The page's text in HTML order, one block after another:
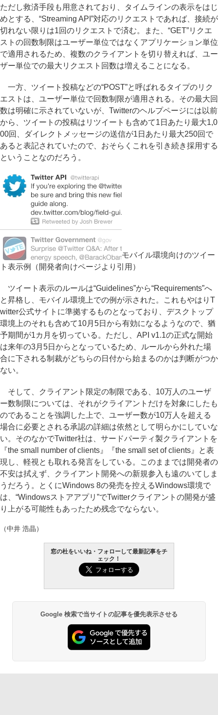
ただし救済手段も用意されており、タイムラインの表示をはじ
めとする、“Streaming API”対応のリクエストであれば、接続が
切れない限りは1回のリクエストで済む。また、“GET”リクエ
ストの回数制限はユーザー単位ではなくアプリケーション単位
で適用されるため、複数のクライアントを切り替えれば、ユー
ザー単位での最大リクエスト回数は増えることになる。
一方、ツイート投稿などの“POST”と呼ばれるタイプのリク
エストは、ユーザー単位で回数制限が適用される。その最大回
数は明確に示されていないが、Twitterのヘルプページには以前
から、ツイートの投稿はリツイートも含めて1日あたり最大1,0
00回、ダイレクトメッセージの送信が1日あたり最大250回で
あると表記されていたので、おそらくこれを引き続き採用する
ということなのだろう。
モバイル環境向けのツイー
ト表示例（開発者向けページより引用）
ツイート表示のルールは“Guidelines”から“Requirements”へ
と昇格し、モバイル環境上での例が示された。これもやはりT
witter公式サイトに準拠するものとなっており、デスクトップ
環境上のそれも含めて10月5日から有効になるようなので、猶
予期間が1カ月を切っている。ただし、API v1.1の正式な開始
は来年の3月5日からとなっているため、ルールから外れた場
合に下される制裁がどちらの日付から始まるのかは判断がつか
ない。
そして、クライアント限定の制限である、10万人のユーザ
ー数制限については、それがクライアントだけを対象にしたも
のであることを強調した上で、ユーザー数が10万人を超える
場合に必要とされる承認の詳細は依然として明らかにしていな
い。そのなかでTwitter社は、サードパーティ製クライアントを
『the small number of clients』『the small set of clients』と表
現し、軽視とも取れる発言をしている。このままでは開発者の
不安は拭えず、クライアント開発への新規参入も遠のいてしま
うだろう。とくにWindows 8の発売を控えるWindows環境で
は、“Windowsストアアプリ”でTwitterクライアントの開発が盛
り上がる可能性もあったため残念でならない。
（中井 浩晶）
窓の杜をいいね・フォローして最新記事をチ
ェック！
Google 検索で当サイトの記事を優先表示させる